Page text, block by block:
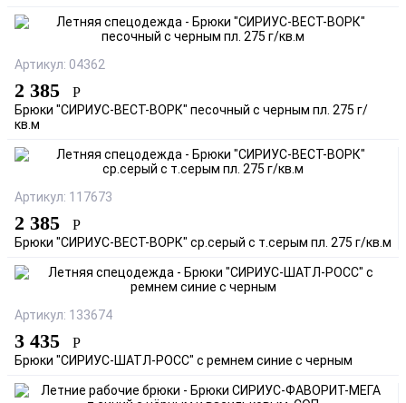
Артикул: 04362
2 385 Р
Брюки "СИРИУС-ВЕСТ-ВОРК" песочный с черным пл. 275 г/
кв.м
Артикул: 117673
2 385 Р
Брюки "СИРИУС-ВЕСТ-ВОРК" ср.серый с т.серым пл. 275 г/кв.м
Артикул: 133674
3 435 Р
Брюки "СИРИУС-ШАТЛ-РОСС" с ремнем синие с черным